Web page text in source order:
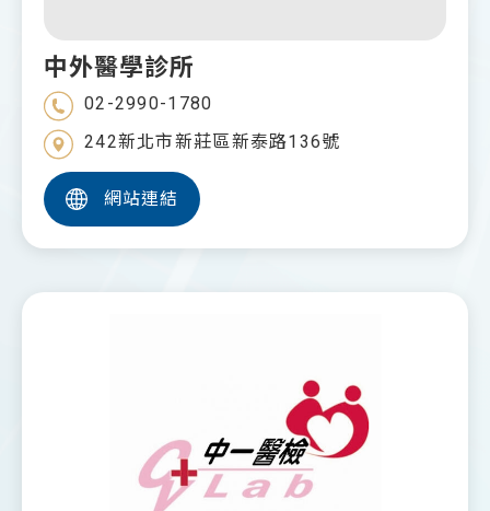
中外醫學診所
02-2990-1780
242新北市新莊區新泰路136號
網站連結